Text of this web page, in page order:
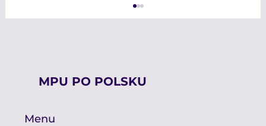
Menu
MPU PO POLSKU